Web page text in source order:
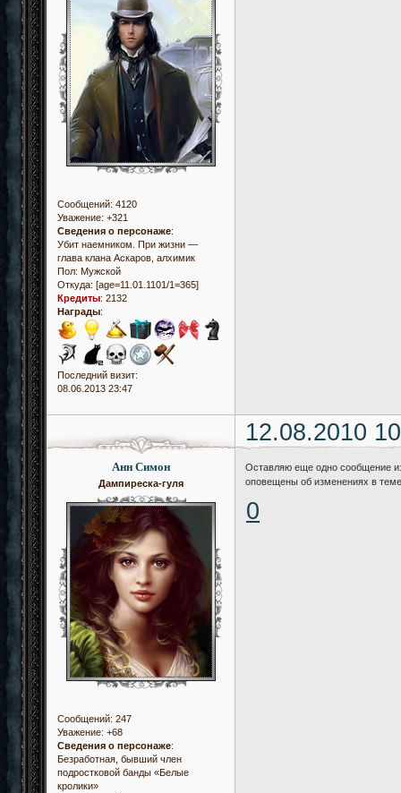
Сообщений: 4120
Уважение: +321
Сведения о персонаже:
Убит наемником. При жизни —
глава клана Аскаров, алхимик
Пол: Мужской
Откуда: [age=11.01.1101/1=365]
Кредиты: 2132
Награды:
Последний визит:
08.06.2013 23:47
12.08.2010
Анн Симон
Дампиреска-гуля
Сообщений: 247
Уважение: +68
Сведения о персонаже:
Безработная, бывший член
подростковой банды «Белые
кролики»
Оставляю еще одно сообщение
оповещены об изменениях в
0